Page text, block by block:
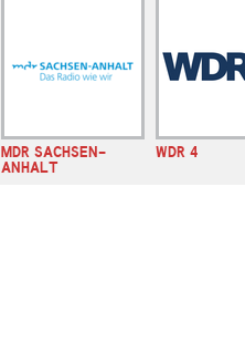
MDR SACHSEN-
ANHALT
WDR 4